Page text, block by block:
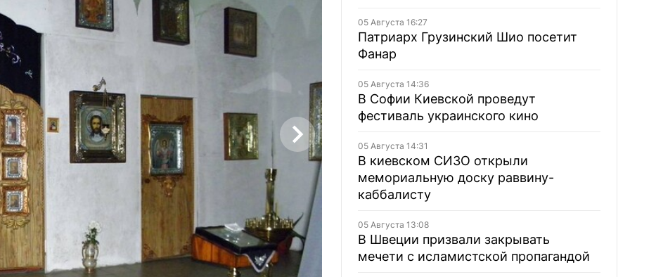
05 Августа 16:27
Патриарх Грузинский Шио посетит
Фанар
05 Августа 14:36
В Софии Киевской проведут
фестиваль украинского кино
05 Августа 14:31
В киевском СИЗО открыли
мемориальную доску раввину-
каббалисту
05 Августа 13:08
В Швеции призвали закрывать
мечети с исламистской пропагандой